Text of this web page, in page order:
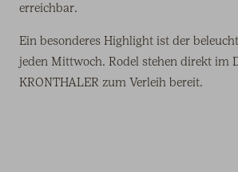
erreichbar.
Ein besonderes Highlight ist der
jeden Mittwoch. Rodel stehen direkt im
KRONTHALER zum Verleih bereit.